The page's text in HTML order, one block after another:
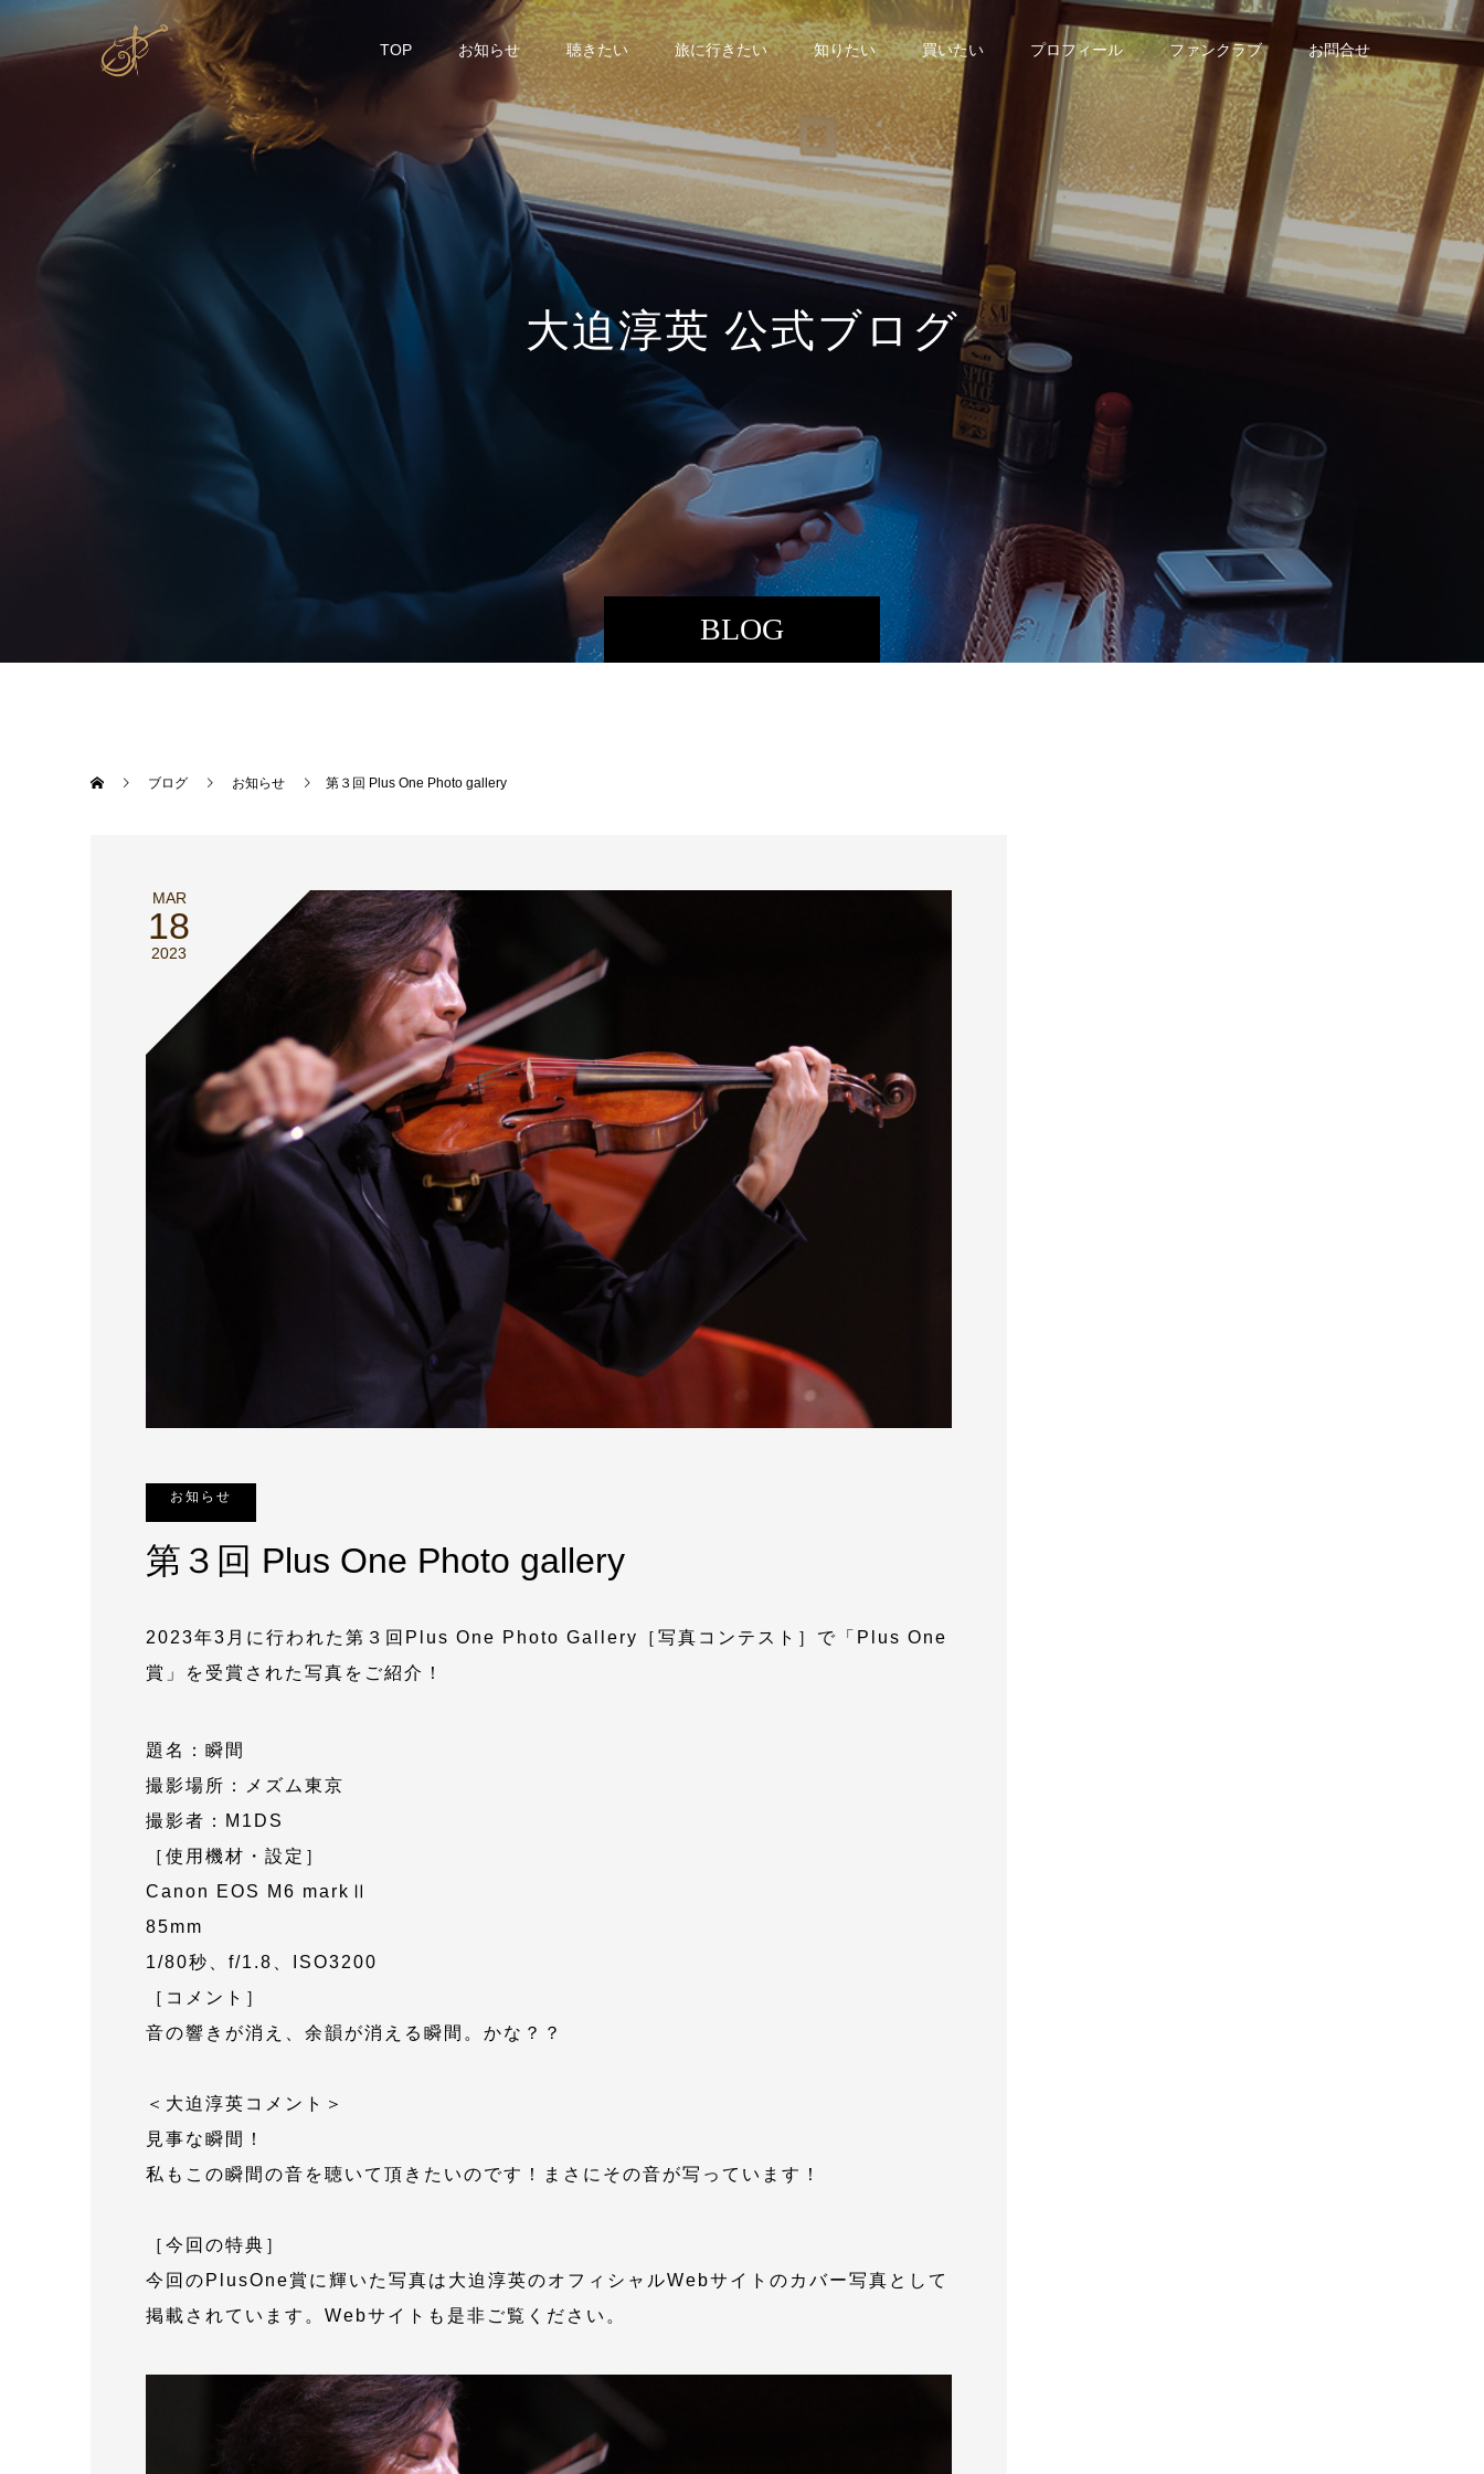
TOP お知らせ 聴きたい 旅に行きたい 知りたい 買いたい プロフィール ファンクラブ お問合せ
BLOG
大迫淳英 公式ブ ロ グ
ブログ お知らせ 第３回 Plus One Photo gallery
MAR
18
2023
お知らせ
第３回 Plus One Photo gallery
2023年3月に行われた第３回Plus One Photo Gallery［写真コンテスト］で「Plus One
賞」を受賞された写真をご紹介！
題名：瞬間
撮影場所：メズム東京
撮影者：M1DS
［使用機材・設定］
Canon EOS M6 markⅡ
85mm
1/80秒、f/1.8、ISO3200
［コメント］
音の響きが消え、余韻が消える瞬間。かな？？
＜大迫淳英コメント＞
見事な瞬間！
私もこの瞬間の音を聴いて頂きたいのです！まさにその音が写っています！
［今回の特典］
今回のPlusOne賞に輝いた写真は大迫淳英のオフィシャルWebサイトのカバー写真として
掲載されています。Webサイトも是非ご覧ください。